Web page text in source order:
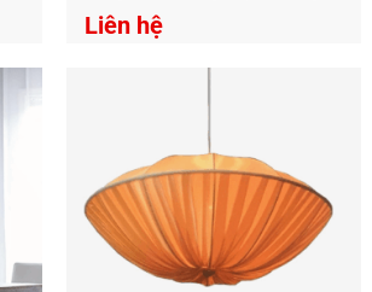
An Decor
chuyên thiết kế và cung cấp
Ánh sáng từ tâm hồn
Văn Đồng, P.11, Q.Bình Thạnh, Tp.Hồ
0813.160.160 (zalo)
giá rẻ
Liên hệ